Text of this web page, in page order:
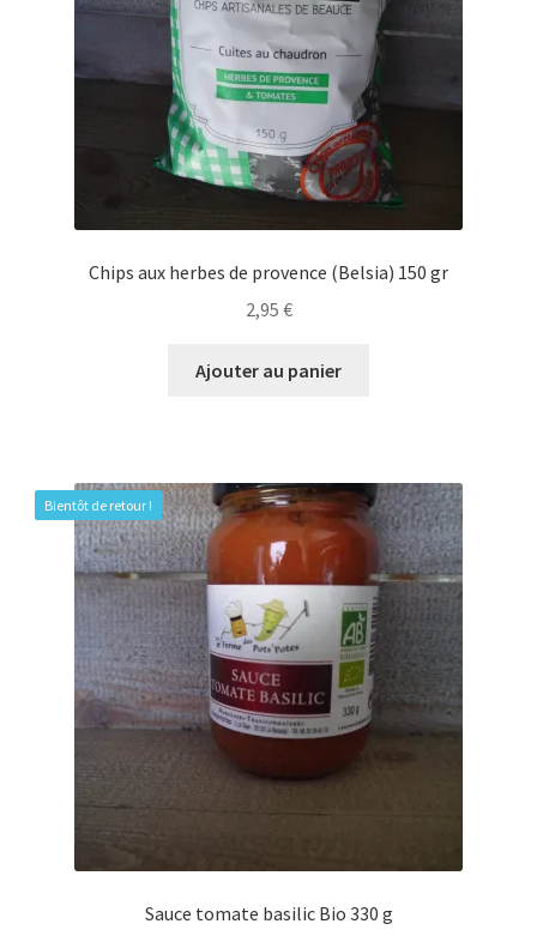
Chips aux herbes de provence (Belsia) 150 gr
2,95 €
Ajouter au panier
Bientôt de retour !
Sauce tomate basilic Bio 330 g